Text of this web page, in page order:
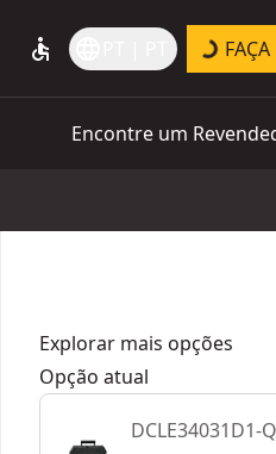
accessible
Encontre um
Explorar mais opções
Opção atual
DCLE34031D1-